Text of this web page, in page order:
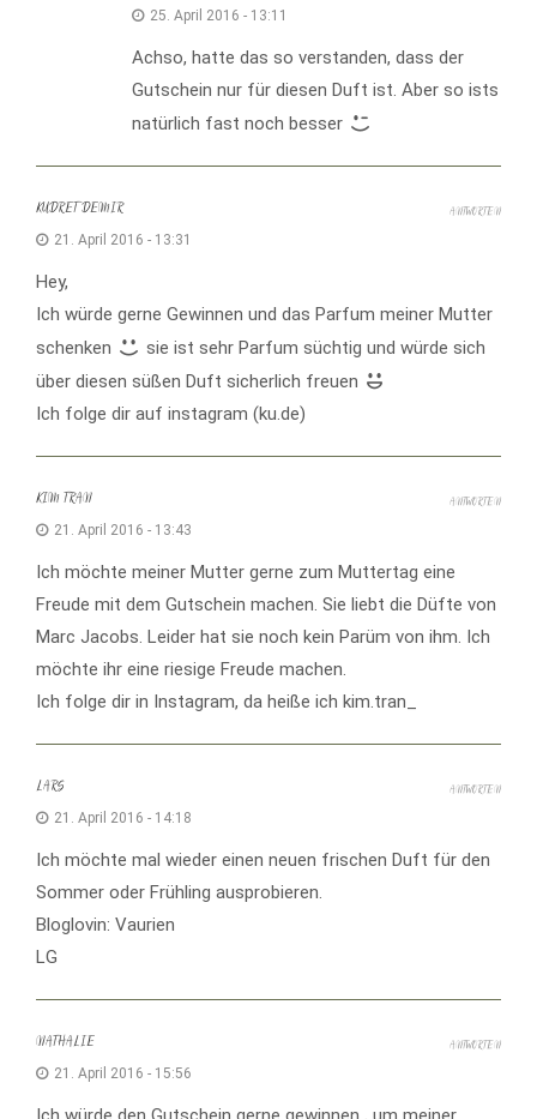
25. April 2016 - 13:11
Achso, hatte das so verstanden, dass der
Gutschein nur für diesen Duft ist. Aber so ists
natürlich fast noch besser
KUDRET DEMIR
21. April 2016 - 13:31
Hey,
Ich würde gerne Gewinnen und das Parfum meiner Mutter
schenken
sie ist sehr Parfum süchtig und würde sich
über diesen süßen Duft sicherlich freuen
Ich folge dir auf instagram (ku.de)
ANTWORTEN
KIM TRAN
21. April 2016 - 13:43
Ich möchte meiner Mutter gerne zum Muttertag eine
Freude mit dem Gutschein machen. Sie liebt die Düfte von
Marc Jacobs. Leider hat sie noch kein Parüm von ihm. Ich
möchte ihr eine riesige Freude machen.
Ich folge dir in Instagram, da heiße ich kim.tran_
ANTWORTEN
LARS
21. April 2016 - 14:18
Ich möchte mal wieder einen neuen frischen Duft für den
Sommer oder Frühling ausprobieren.
Bloglovin: Vaurien
LG
ANTWORTEN
NATHALIE
21. April 2016 - 15:56
ANTWORTEN